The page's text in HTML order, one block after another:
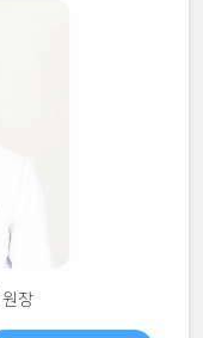
원장